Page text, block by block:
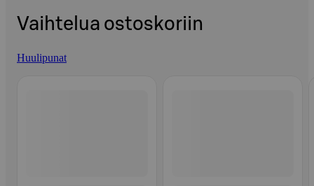
Vaihtelua ostoskoriin
Huulipunat